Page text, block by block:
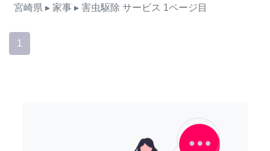
宮崎県 ▸ 家事 ▸ 害虫駆除 サービス 1ページ目
1